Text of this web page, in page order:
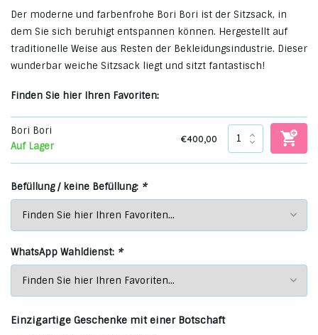
Der moderne und farbenfrohe Bori Bori ist der Sitzsack, in
dem Sie sich beruhigt entspannen können. Hergestellt auf
traditionelle Weise aus Resten der Bekleidungsindustrie. Dieser
wunderbar weiche Sitzsack liegt und sitzt fantastisch!
Finden Sie hier Ihren Favoriten:
Bori Bori
Auf Lager
€400,00
Befüllung / keine Befüllung: *
WhatsApp Wahldienst: *
Einzigartige Geschenke mit einer Botschaft